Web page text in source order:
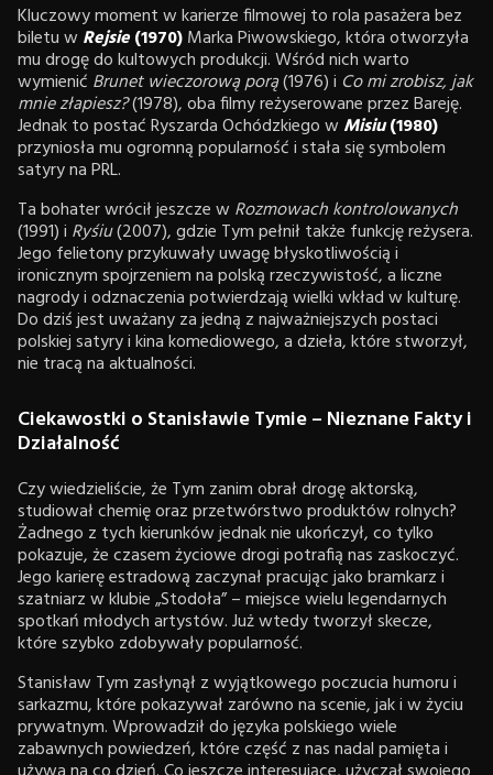
Kluczowy moment w karierze filmowej to rola pasażera bez
biletu w Rejsie(1970)Marka Piwowskiego, która otworzyła
mu drogę do kultowych produkcji. Wśród nich warto
wymienić Brunet wieczorową porą(1976) i Co mi zrobisz, jak
mnie złapiesz?(1978), oba filmy reżyserowane przez Bareję.
Jednak to postać Ryszarda Ochódzkiego w Misiu(1980)
przyniosła mu ogromną popularność i stała się symbolem
satyry na PRL.
Ta bohater wrócił jeszcze w Rozmowach kontrolowanych
(1991) i Ryśiu(2007), gdzie Tym pełnił także funkcję reżysera.
Jego felietony przykuwały uwagę błyskotliwością i
ironicznym spojrzeniem na polską rzeczywistość, a liczne
nagrody i odznaczenia potwierdzają wielki wkład w kulturę.
Do dziś jest uważany za jedną z najważniejszych postaci
polskiej satyry i kina komediowego, a dzieła, które stworzył,
nie tracą na aktualności.
Ciekawostki o Stanisławie Tymie – Nieznane Fakty i
Działalność
Czy wiedzieliście, że Tym zanim obrał drogę aktorską,
studiował chemię oraz przetwórstwo produktów rolnych?
Żadnego z tych kierunków jednak nie ukończył, co tylko
pokazuje, że czasem życiowe drogi potrafią nas zaskoczyć.
Jego karierę estradową zaczynał pracując jako bramkarz i
szatniarz w klubie „Stodoła” – miejsce wielu legendarnych
spotkań młodych artystów. Już wtedy tworzył skecze,
które szybko zdobywały popularność.
Stanisław Tym zasłynął z wyjątkowego poczucia humoru i
sarkazmu, które pokazywał zarówno na scenie, jak i w życiu
prywatnym. Wprowadził do języka polskiego wiele
zabawnych powiedzeń, które część z nas nadal pamięta i